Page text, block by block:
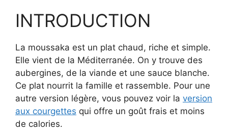
INTRODUCTION
La moussaka est un plat chaud, riche et simple.
Elle vient de la Méditerranée. On y trouve des
aubergines, de la viande et une sauce blanche.
Ce plat nourrit la famille et rassemble. Pour une
autre version légère, vous pouvez voir la version
aux courgettes qui offre un goût frais et moins
de calories.